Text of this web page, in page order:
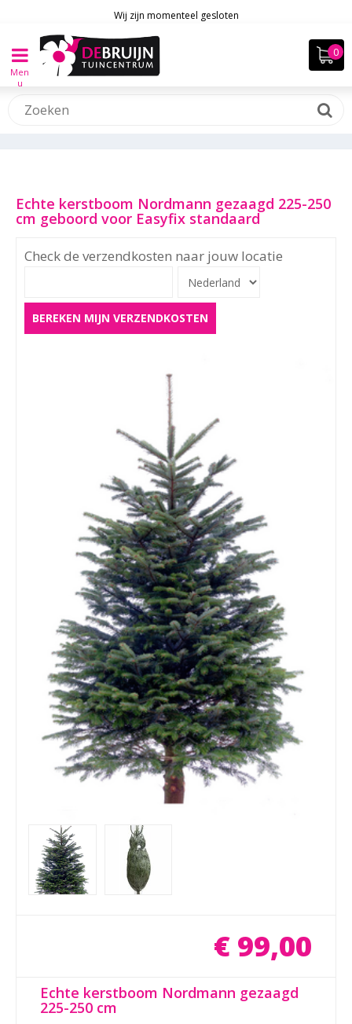
Men
u
Wij zijn momenteel gesloten
Echte kerstboom Nordmann gezaagd 225-250
cm geboord voor Easyfix standaard
Check de verzendkosten naar jouw locatie
BEREKEN MIJN VERZENDKOSTEN
€ 99,00
Echte kerstboom Nordmann gezaagd
225-250 cm